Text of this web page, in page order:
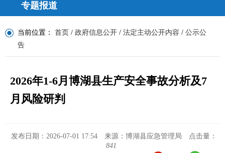
专题报道
当前位置： 首页 / 政府信息公开 / 法定主动公开内容 / 公示公
告
2026年1-6月博湖县生产安全事故分析及7
月风险研判
发布日期：2026-07-01 17:54 来源：博湖县应急管理局
点击量：
841